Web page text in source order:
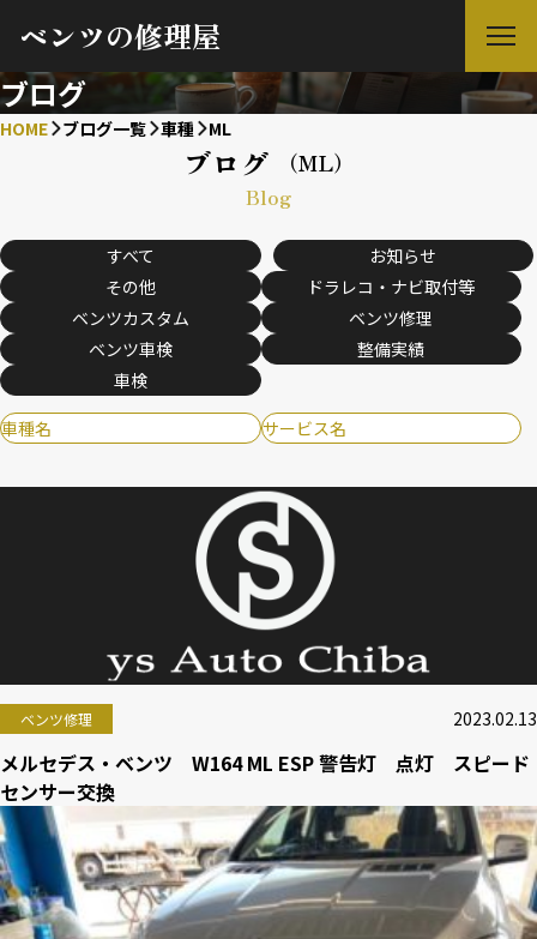
ベンツの修理屋
ブログ
HOME ブログ一覧 車種 ML
ブログ （ML）
Blog
すべて
お知らせ
その他
ドラレコ・ナビ取付等
ベンツカスタム
ベンツ修理
ベンツ車検
整備実績
車検
ベンツ修理 2023.02.13
メルセデス・ベンツ W164 ML ESP 警告灯 点灯 スピード
センサー交換